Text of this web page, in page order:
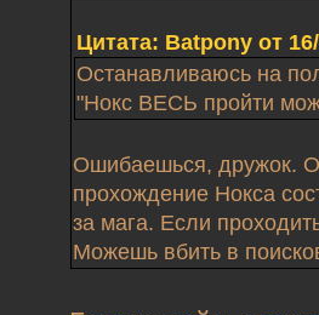
Цитата: Batpony от
Останавливаюсь на
"Нокс ВЕСЬ пройти
Ошибаешься, дружок.
прохождение Нокса
за мага. Если
Можешь вбить в